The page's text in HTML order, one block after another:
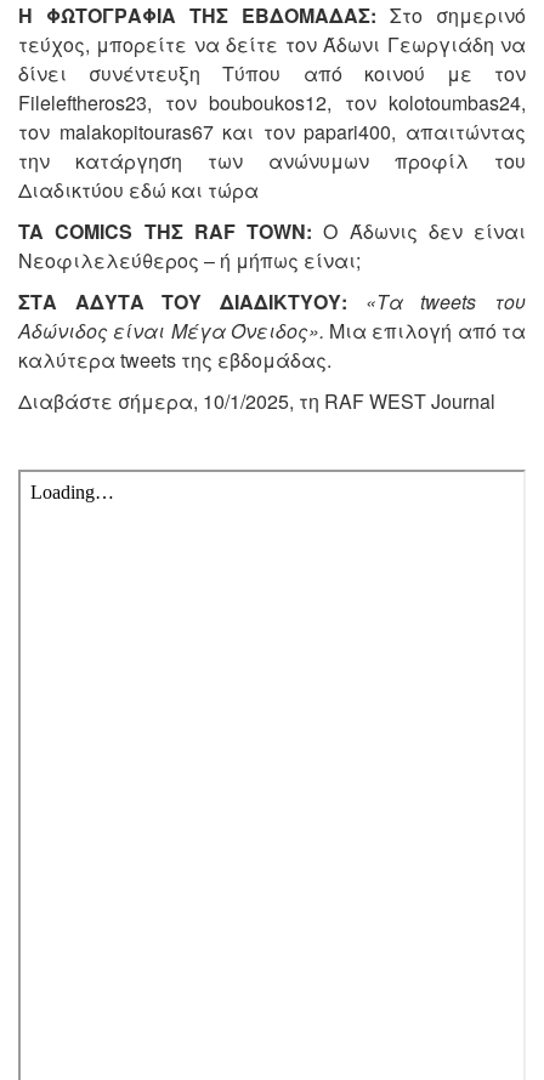
Η ΦΩΤΟΓΡΑΦΙΑ ΤΗΣ ΕΒΔΟΜΑΔΑΣ: Στο σημερινό
τεύχος, μπορείτε να δείτε τον Άδωνι Γεωργιάδη να
δίνει συνέντευξη Τύπου από κοινού με τον
Fileleftheros23, τον bouboukos12, τον kolotoumbas24,
τον malakopitouras67 και τον papari400, απαιτώντας
την κατάργηση των ανώνυμων προφίλ του
Διαδικτύου εδώ και τώρα
TA COMICS ΤΗΣ RAF TOWN: Ο Άδωνις δεν είναι
Νεοφιλελεύθερος – ή μήπως είναι;
ΣΤΑ ΑΔΥΤΑ ΤΟΥ ΔΙΑΔΙΚΤΥΟΥ:
«Τα tweets του
Αδώνιδος είναι Μέγα Όνειδος». Μια επιλογή από τα
καλύτερα tweets της εβδομάδας.
Διαβάστε σήμερα, 10/1/2025, τη RAF WEST Journal